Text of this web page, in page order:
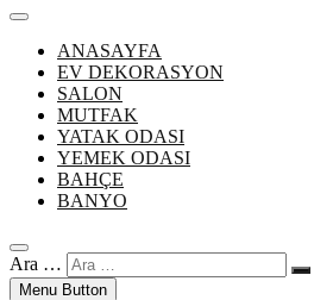
ANASAYFA
EV DEKORASYON
SALON
MUTFAK
YATAK ODASI
YEMEK ODASI
BAHÇE
BANYO
Ara …
Menu Button